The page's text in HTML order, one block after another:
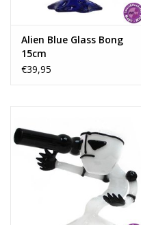
Alien Blue Glass Bong
15cm
€39,95